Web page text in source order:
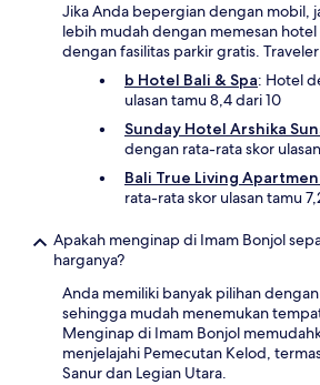
Jika Anda bepergian dengan mobil,
lebih mudah dengan memesan
dengan fasilitas parkir gratis.
b Hotel Bali & Spa: Hotel
ulasan tamu 8,4 dari 10
Sunday Hotel Arshika
dengan rata-rata skor
Bali True Living
rata-rata skor ulasan tamu
Apakah menginap di Imam Bonjol
harganya?
Anda memiliki banyak pilihan
sehingga mudah menemukan
Menginap di Imam Bonjol
menjelajahi Pemecutan Kelod,
Sanur dan Legian Utara.